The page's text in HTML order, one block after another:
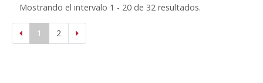
Mostrando el intervalo 1 - 20 de 32 resultados.
1 2